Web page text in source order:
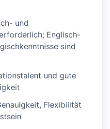
und
Englisch-
sind
und gute
Flexibilität